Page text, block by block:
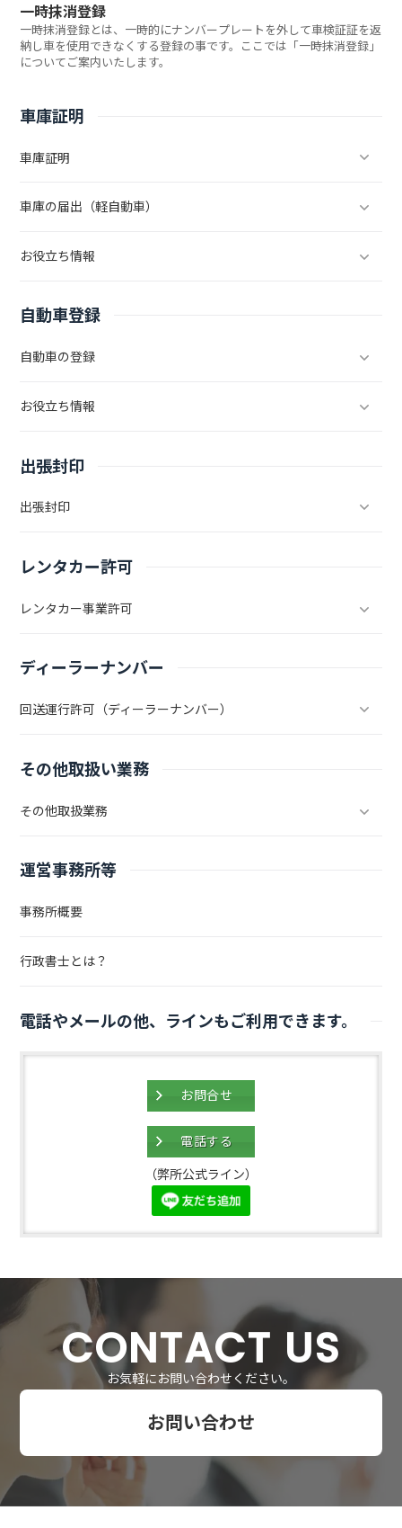
一時抹消登録
一時抹消登録とは、一時的にナンバープレートを外して車検証証を返
納し車を使用できなくする登録の事です。ここでは「一時抹消登録」
についてご案内いたします。
車庫証明
車庫証明
車庫の届出（軽自動車）
お役立ち情報
自動車登録
自動車の登録
お役立ち情報
出張封印
出張封印
レンタカー許可
レンタカー事業許可
ディーラーナンバー
回送運行許可（ディーラーナンバー）
その他取扱い業務
その他取扱業務
運営事務所等
事務所概要
行政書士とは？
電話やメールの他、ラインもご利用できます。
お問合せ
電話する
（弊所公式ライン）
CONTACT US
お気軽にお問い合わせください。
お問い合わせ